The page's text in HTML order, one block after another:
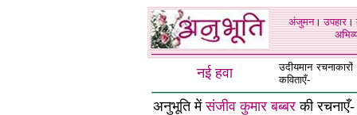
अंजुमन।उपहार।
नई हवा
उदीयमान
कविताएँ-
अनुभूति मेंसंजीव कुमार बब्बर की रचनाएँ-